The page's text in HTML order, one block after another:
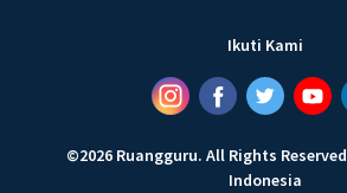
Ikuti Kami
©2026 Ruangguru. All Rights Reserved
Indonesia